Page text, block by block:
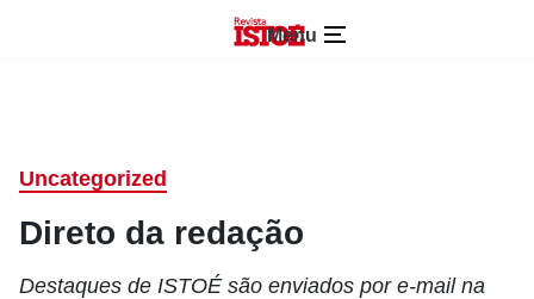
Menu
Uncategorized
Direto da redação
Destaques de ISTOÉ são enviados por e-mail na